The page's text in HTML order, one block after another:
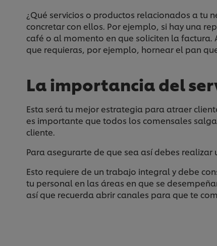
¿Qué servicios o productos relacionados a tu
concretar con ellos. Por ejemplo, si hay una
café o al momento en que soliciten la
que requieras, por ejemplo, hornear el pan
La importancia del
Esta será tu mejor estrategia para atraer
es importante que todos los comensales
cliente.
Para asegurarte de que sea así debes
Esto requiere de un trabajo integral y debe
tu personal en las áreas en que se
así que recuerda abrir canales para que te